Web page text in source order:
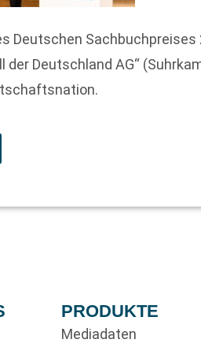
Deutschen
der Deutschland AG“
PRODUKTE
Mediadaten